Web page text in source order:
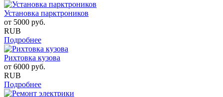
Установка парктроников
от 5000 руб.
RUB
Подробнее
Рихтовка кузова
от 6000 руб.
RUB
Подробнее